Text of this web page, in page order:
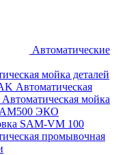
Автоматические
мойка деталей
Автоматическая
Автоматическая мойка
АМ500 ЭКО
SAM-VM 100
промывочная